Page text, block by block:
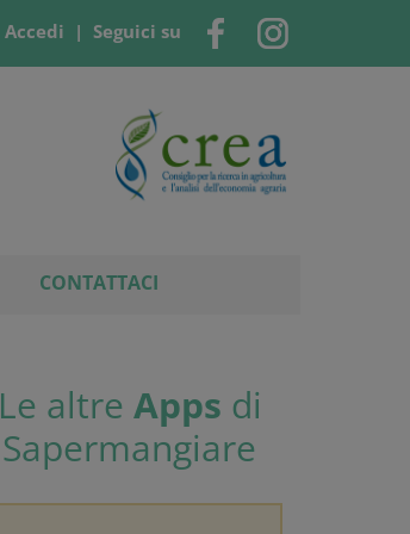
Accedi | Seguici su
CONTATTACI
Le altre Apps di
Sapermangiare